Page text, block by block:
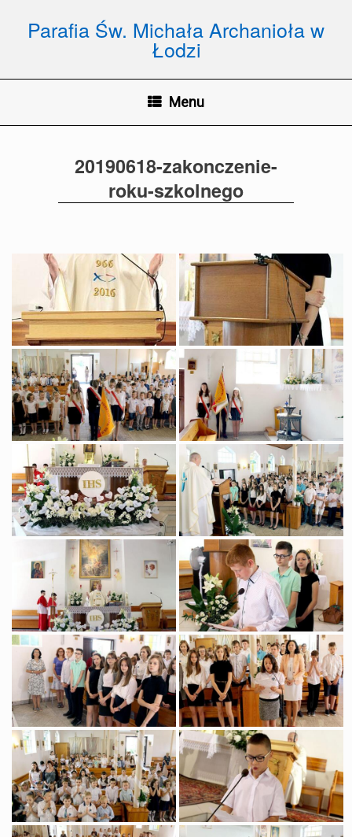
contentParafia Św. Michała Archanioła w
Łodzi
Menu
20190618-zakonczenie-
roku-szkolnego